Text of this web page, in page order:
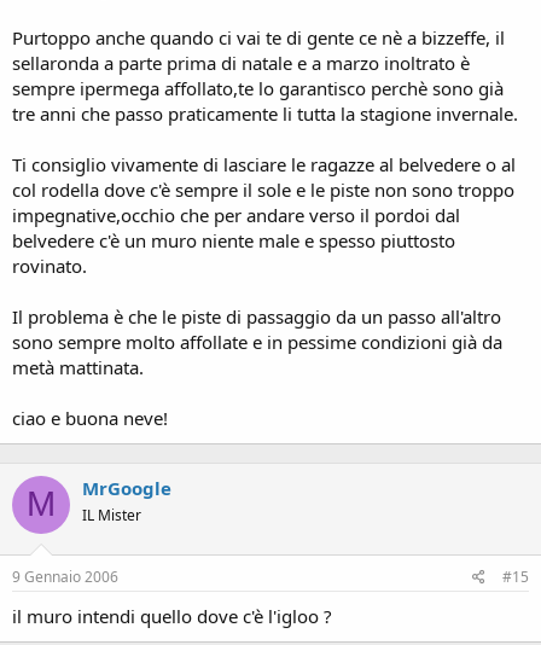
Purtoppo anche quando ci vai te di gente ce nè a bizzeffe, il
sellaronda a parte prima di natale e a marzo inoltrato è
sempre ipermega affollato,te lo garantisco perchè sono già
tre anni che passo praticamente li tutta la stagione invernale.
Ti consiglio vivamente di lasciare le ragazze al belvedere o al
col rodella dove c'è sempre il sole e le piste non sono troppo
impegnative,occhio che per andare verso il pordoi dal
belvedere c'è un muro niente male e spesso piuttosto
rovinato.
Il problema è che le piste di passaggio da un passo all'altro
sono sempre molto affollate e in pessime condizioni già da
metà mattinata.
ciao e buona neve!
M MrGoogle
IL Mister
9 Gennaio 2006 #15
il muro intendi quello dove c'è l'igloo ?